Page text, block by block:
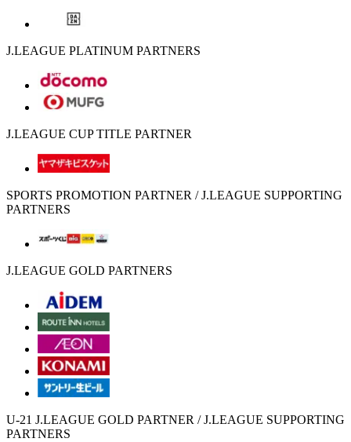
J.LEAGUE PLATINUM PARTNERS
J.LEAGUE CUP TITLE PARTNER
SPORTS PROMOTION PARTNER / J.LEAGUE SUPPORTING
PARTNERS
J.LEAGUE GOLD PARTNERS
U-21 J.LEAGUE GOLD PARTNER / J.LEAGUE SUPPORTING
PARTNERS